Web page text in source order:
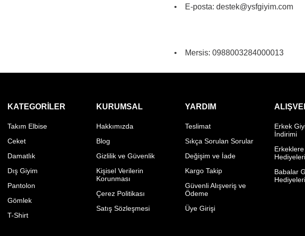
• E-posta: destek@ysfgiyim.com
• Mersis: 0988003284000013
KATEGORILER
Takım Elbise
Ceket
Damatlık
Dış Giyim
Pantolon
Gömlek
T-Shirt
KURUMSAL
Hakkımızda
Blog
Gizlilik ve Güvenlik
Kişisel Verilerin
Korunması
Çerez Politikası
Satış Sözleşmesi
YARDIM
Teslimat
Sıkça Sorulan Sorular
Değişim ve İade
Kargo Takip
Güvenli Alışveriş ve
Ödeme
Üye Girişi
Erkek
İndirimi
Erkeklere
Hediyeleri
Babalar